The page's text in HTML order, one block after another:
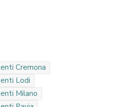
Cremona
Lodi
Milano